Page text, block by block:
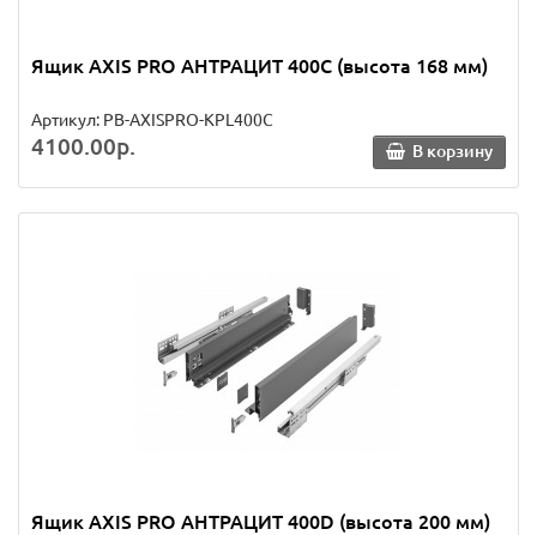
Ящик AXIS PRO АНТРАЦИТ 400C (высота 168 мм)
Артикул: PB-AXISPRO-KPL400C
4100.00р. В корзину
Ящик AXIS PRO АНТРАЦИТ 400D (высота 200 мм)